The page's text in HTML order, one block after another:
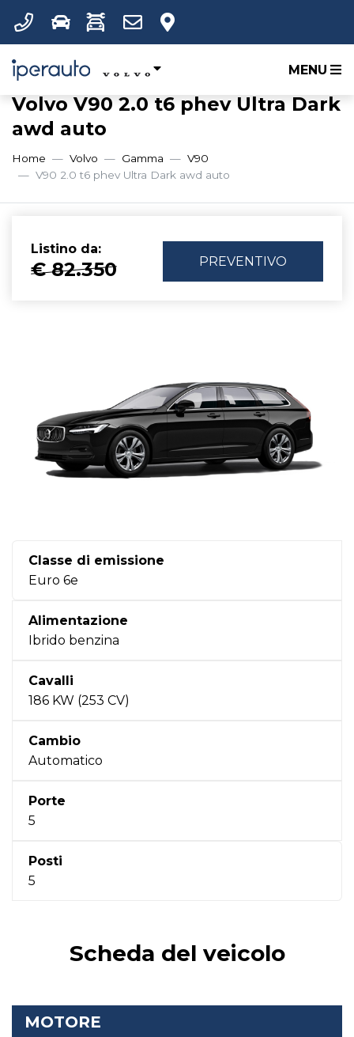
MENU
Volvo V90 2.0 t6 phev Ultra Dark
awd auto
Home Volvo Gamma
V90
V90 2.0 t6 phev Ultra Dark awd auto
Listino da:
€ 82.350 PREVENTIVO
Classe di emissione
Euro 6e
Alimentazione
Ibrido benzina
Cavalli
186 KW (253 CV)
Cambio
Automatico
Porte
5
Posti
5
Scheda del veicolo
MOTORE